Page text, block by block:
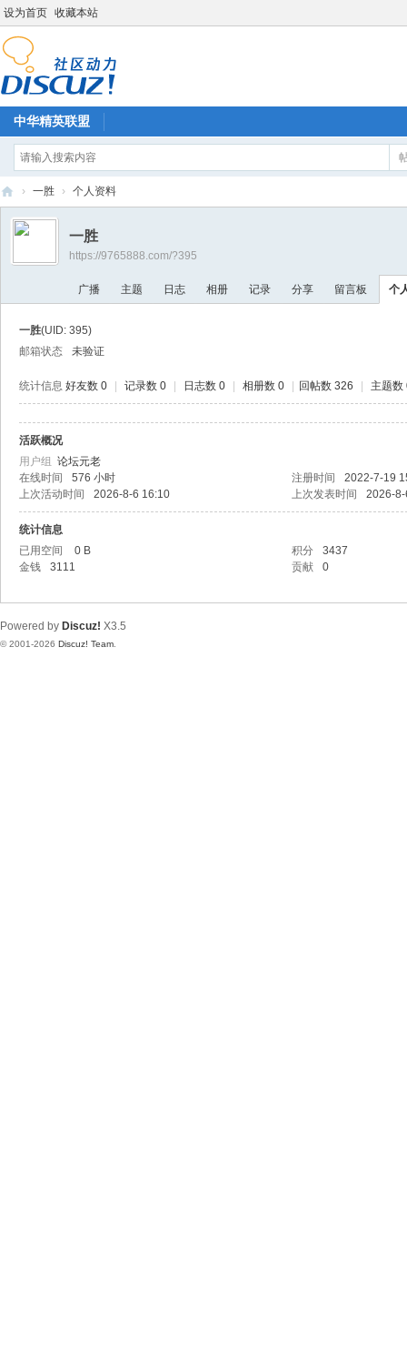
设为首页 收藏本站
中华精英联盟
中
精
› 一胜 › 个人资料
一胜
https://9765888.com/?395
广播 主题 日志 相册 记录 分享 留言板 个
一胜(UID: 395)
邮箱状态
未验证
统计信息 好友数 0 记录数 0 日志数 0 相册数 0 回帖数 326 主题数
活跃概况
用户组 论坛元老
在线时间
576 小时 注册时间
2022-7-19
上次活动时间
2026-8-6 16:10 上次发表时间 2026-
统计信息
已用空间
0 B 积分
3437
金钱
3111 贡献 0
Powered by Discuz! X3.5
© 2001-2026 Discuz! Team